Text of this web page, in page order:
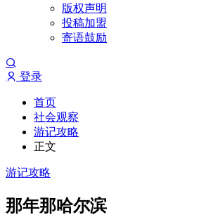
版权声明
投稿加盟
寄语鼓励
登录
首页
社会观察
游记攻略
正文
游记攻略
那年那哈尔滨